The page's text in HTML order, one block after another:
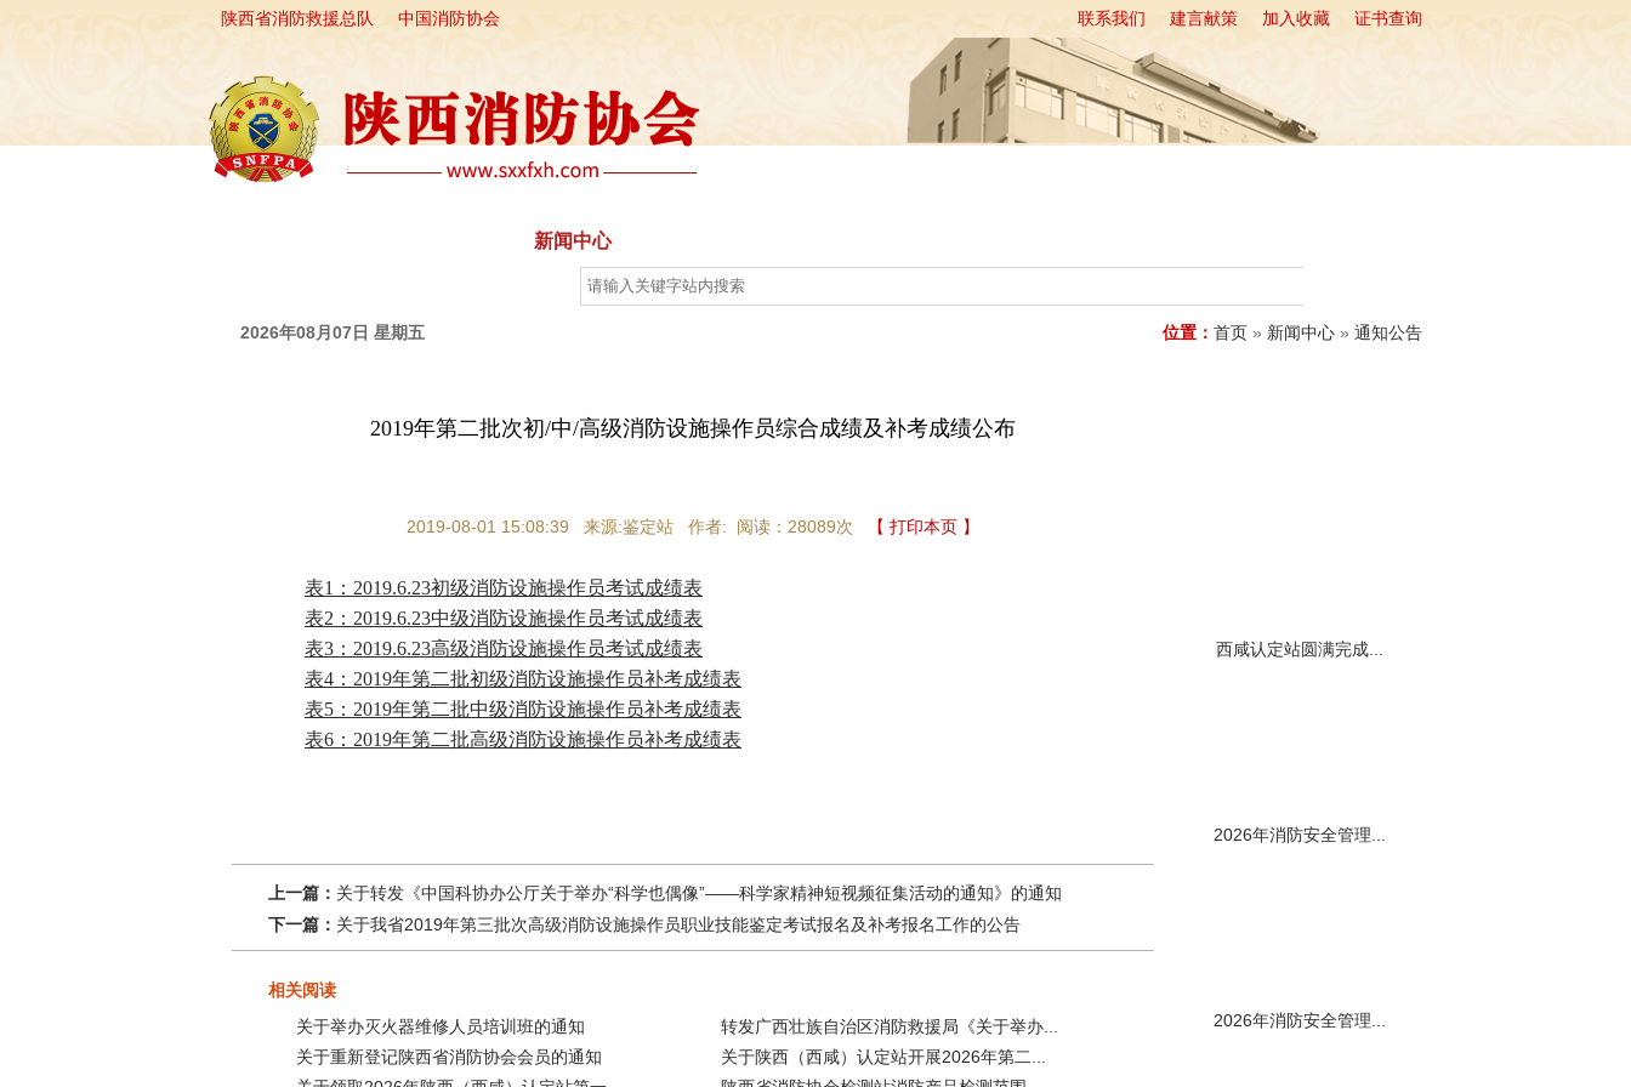
陕西省消防救援总队 中国消防协会 证书查询
加入收藏
建言献策
联系我们
新闻中心
2026年08月07日 星期五 位置： 首页 » 新闻中心 » 通知公告
2019年第二批次初/中/高级消防设施操作员综合成绩及补考成绩公布
2019-08-01 15:08:39 来源:鉴定站 作者: 阅读： 28089次 【 打印本页 】
表1：2019.6.23初级消防设施操作员考试成绩表
表2：2019.6.23中级消防设施操作员考试成绩表
表3：2019.6.23高级消防设施操作员考试成绩表
表4：2019年第二批初级消防设施操作员补考成绩表
表5：2019年第二批中级消防设施操作员补考成绩表
表6：2019年第二批高级消防设施操作员补考成绩表
上一篇： 关于转发《中国科协办公厅关于举办“科学也偶像”——科学家精神短视频征集活动的通知》的通知
下一篇： 关于我省2019年第三批次高级消防设施操作员职业技能鉴定考试报名及补考报名工作的公告
相关阅读
关于举办灭火器维修人员培训班的通知
转发广西壮族自治区消防救援局《关于举办...
关于重新登记陕西省消防协会会员的通知
关于陕西（西咸）认定站开展2026年第二...
西咸认定站圆满完成...
2026年消防安全管理...
2026年消防安全管理...